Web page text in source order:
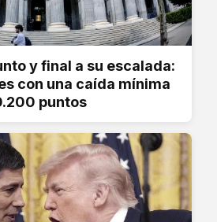
y final a su escalada:
con una caída mínima
puntos